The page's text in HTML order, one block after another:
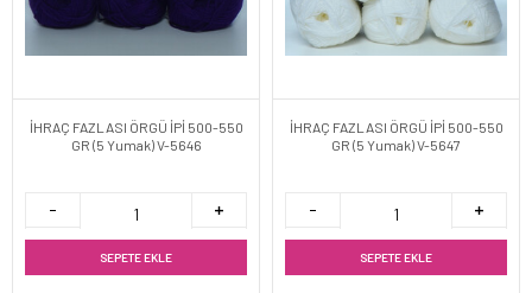
İHRAÇ FAZLASI ÖRGÜ İPİ 500-550
GR (5 Yumak) V-5646
SEPETE EKLE
İHRAÇ FAZLASI ÖRGÜ İPİ 500-550
GR (5 Yumak) V-5647
SEPETE EKLE